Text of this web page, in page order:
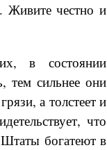
Живите честно и
в состоянии
тем сильнее они
а толстеет и
что
богатеют в